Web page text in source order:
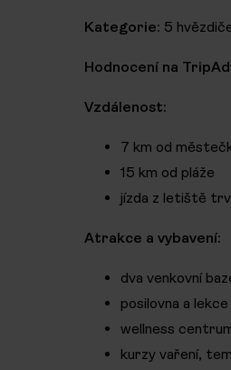
Kategorie: 5
Hodnocení na
Vzdálenost:
7 km od
15 km od pláže
jízda z letiště
Atrakce a vybavení:
dva venkovní
posilovna a
wellness
kurzy vaření,